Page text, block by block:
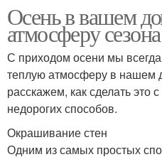
Осень в вашем
атмосферу сезона
С приходом осени мы
теплую атмосферу в нашем
расскажем, как сделать это
недорогих способов.
Окрашивание стен
Одним из самых простых